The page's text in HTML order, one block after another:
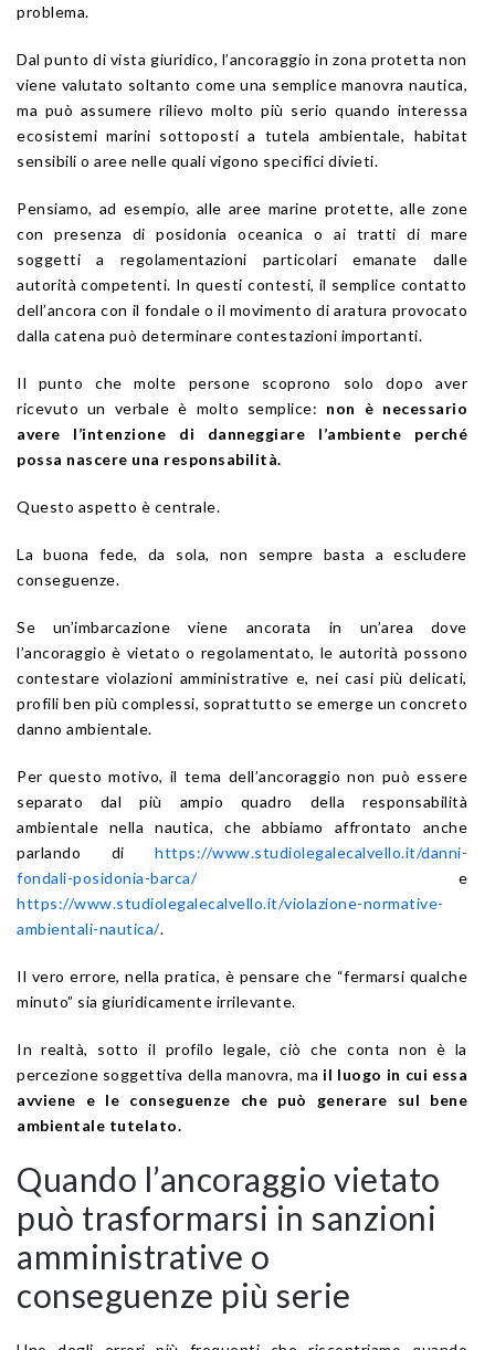
problema.
Dal punto di vista giuridico, l’ancoraggio in zona protetta non
viene valutato soltanto come una semplice manovra nautica,
ma può assumere rilievo molto più serio quando interessa
ecosistemi marini sottoposti a tutela ambientale, habitat
sensibili o aree nelle quali vigono specifici divieti.
Pensiamo, ad esempio, alle aree marine protette, alle zone
con presenza di posidonia oceanica o ai tratti di mare
soggetti a regolamentazioni particolari emanate dalle
autorità competenti. In questi contesti, il semplice contatto
dell’ancora con il fondale o il movimento di aratura provocato
dalla catena può determinare contestazioni importanti.
Il punto che molte persone scoprono solo dopo aver
ricevuto un verbale è molto semplice: non è necessario
avere l’intenzione di danneggiare l’ambiente perché
possa nascere una responsabilità.
Questo aspetto è centrale.
La buona fede, da sola, non sempre basta a escludere
conseguenze.
Se un’imbarcazione viene ancorata in un’area dove
l’ancoraggio è vietato o regolamentato, le autorità possono
contestare violazioni amministrative e, nei casi più delicati,
profili ben più complessi, soprattutto se emerge un concreto
danno ambientale.
Per questo motivo, il tema dell’ancoraggio non può essere
separato dal più ampio quadro della responsabilità
ambientale nella nautica, che abbiamo affrontato anche
parlando di https://www.studiolegalecalvello.it/danni-
fondali-posidonia-barca/e
https://www.studiolegalecalvello.it/violazione-normative-
ambientali-nautica/.
Il vero errore, nella pratica, è pensare che “fermarsi qualche
minuto” sia giuridicamente irrilevante.
In realtà, sotto il profilo legale, ciò che conta non è la
percezione soggettiva della manovra, ma il luogo in cui essa
avviene e le conseguenze che può generare sul bene
ambientale tutelato.
Quando l’ancoraggio vietato
può trasformarsi in sanzioni
amministrative o
conseguenze più serie